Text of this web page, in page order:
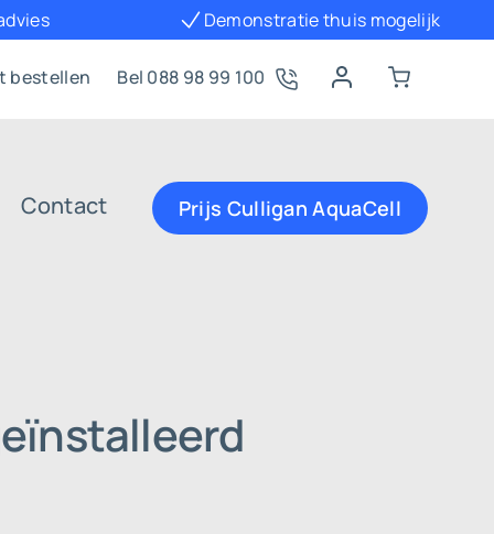
Demonstratie thuis mogelijk
bestellen Bel 088 98 99 100
Contact Prijs Culligan AquaCell